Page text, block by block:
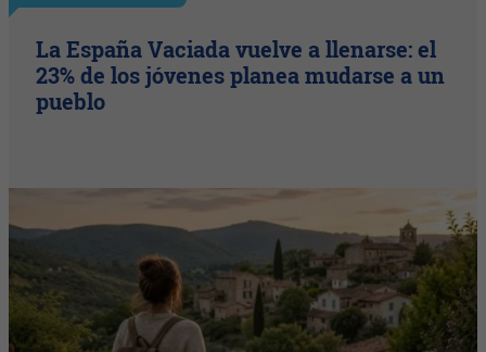
La España Vaciada vuelve a llenarse: el
23% de los jóvenes planea mudarse a un
pueblo